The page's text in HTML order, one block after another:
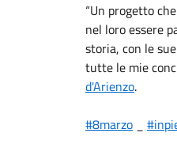
“Un progetto
nel loro essere
storia, con le
tutte le mie
d'Arienzo.
#8marzo